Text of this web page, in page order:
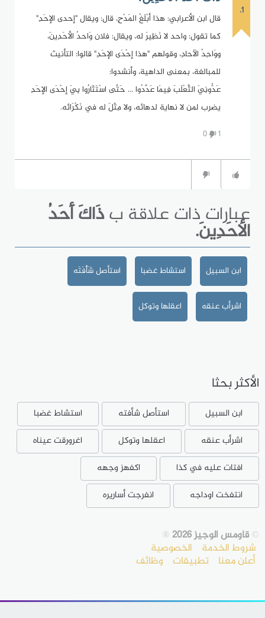
1.
قال ابن الأعرابي: هذا أبْلَغُ المَدْحِ، قال: ويقال "إحدى الإحَدِ"
كما تقول: واحد لا نَظِيرَ له، ويقال: فلان وَاحدُ الأحَدِينَ،
ووَاحِدُ الآحادِ، وقولهم "هذا إحْدَى الإحَدِ" قالوا: التأنيث
للمبالغة، بمعنى الداهية، وأنشدوا:
عَدُّونِيَ الثَّعْلَبَ فِيمَا عَدَّدُوا ... حَتَّى اسْتَثَارُوا بِيَ إحْدَى الإحَدِ
يضرب لمن لا نهاية لدهائه، ولا مِثْلَ له في نَكْرَائه.
1
0
عبارات ذات علاقة بذَاكَ أَحَدُ
الأحَدِينَ.
ابن السبيل استشاط غضبا استأصل شَأْفَتَه
اشرأب عنقه اعقلها وتوكل
الأكثر بحثا
ابن السبيل استأصل شأفته
استشاط غضبا
اشرأب عنقه
اعقلها وتوكل
اغرورقت عيناه
افتات عليه في كذا
اكفهز وجهه
انتفخت اوداجه
انفرجت أساريره
©قاومس الوجيز 2026 ®
شروط الخدمة الخصوصية
أعلن معنا تطبيقات وظائف